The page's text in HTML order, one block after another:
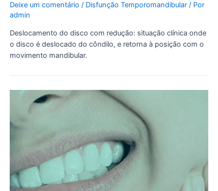
Deixe um comentário / Disfunção Temporomandibular / Por
admin
Deslocamento do disco com redução: situação clínica onde
o disco é deslocado do côndilo, e retorna à posição com o
movimento mandibular.